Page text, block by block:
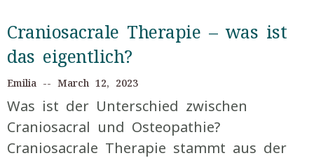
Craniosacrale Therapie – was ist
das eigentlich?
Emilia March 12, 2023
Was ist der Unterschied zwischen
Craniosacral und Osteopathie?
Craniosacrale Therapie stammt aus der